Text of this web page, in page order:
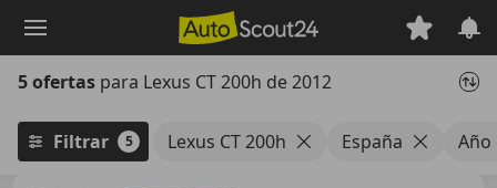
principal
5 ofertas para Lexus CT 200h de 2012
Filtrar 5 Lexus CT 200h España Año